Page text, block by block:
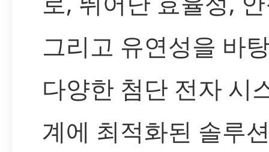
그리고 유연성을 바
다양한 첨단 전자 시
계에 최적화된 솔루